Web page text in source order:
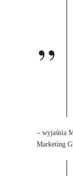
– wyjaśnia
Marketing